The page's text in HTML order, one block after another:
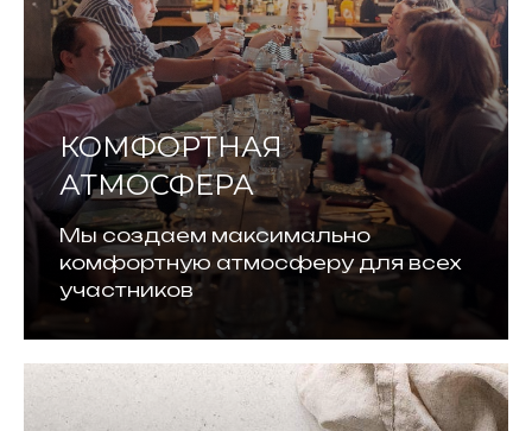
КОМФОРТНАЯ
АТМОСФЕРА
Мы создаем максимально
комфортную атмосферу для всех
участников